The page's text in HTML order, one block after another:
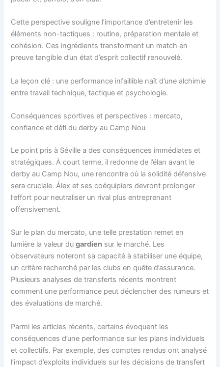
Cette perspective souligne l’importance d’entretenir les
éléments non-tactiques : routine, préparation mentale et
cohésion. Ces ingrédients transforment un match en
preuve tangible d’un état d’esprit collectif renouvelé.
La leçon clé : une performance infaillible naît d’une alchimie
entre travail technique, tactique et psychologie.
Conséquences sportives et perspectives : mercato,
confiance et défi du derby au Camp Nou
Le point pris à Séville a des conséquences immédiates et
stratégiques. À court terme, il redonne de l’élan avant le
derby au Camp Nou, une rencontre où la solidité défensive
sera cruciale. Álex et ses coéquipiers devront prolonger
l’effort pour neutraliser un rival plus entreprenant
offensivement.
Sur le plan du mercato, une telle prestation remet en
lumière la valeur dugardien sur le marché. Les
observateurs noteront sa capacité à stabiliser une équipe,
un critère recherché par les clubs en quête d’assurance.
Plusieurs analyses de transferts récents montrent
comment une performance peut déclencher des rumeurs et
des évaluations de marché.
Parmi les articles récents, certains évoquent les
conséquences d’une performance sur les plans individuels
et collectifs. Par exemple, des comptes rendus ont analysé
l’impact d’exploits individuels sur les décisions de transfert